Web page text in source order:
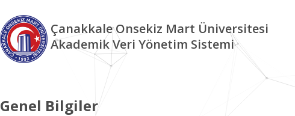
Çanakkale Onsekiz Mart Üniversitesi
Akademik Veri Yönetim Sistemi
Genel Bilgiler